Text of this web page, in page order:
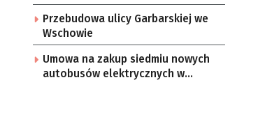
Przebudowa ulicy Garbarskiej we
Wschowie
Umowa na zakup siedmiu nowych
autobusów elektrycznych w